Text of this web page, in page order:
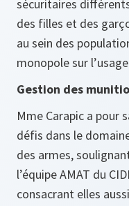
sécuritaires
des filles et des
au sein des
monopole sur
Gestion des
Mme Carapic a pour
défis dans le
des armes,
l’équipe AMAT du
consacrant elles